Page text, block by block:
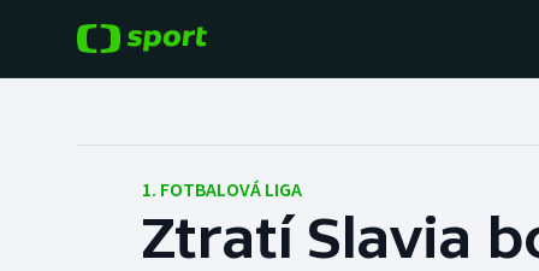
Hokej Baseball a softbal
1. FOTBALOVÁ LIGA
Ztratí Slavia